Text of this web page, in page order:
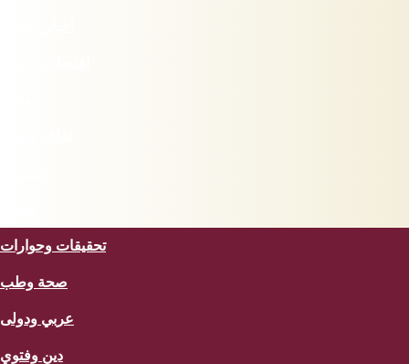
تحقيقات وحوارات
صحة وطب
عربي ودولى
دين وفتوي